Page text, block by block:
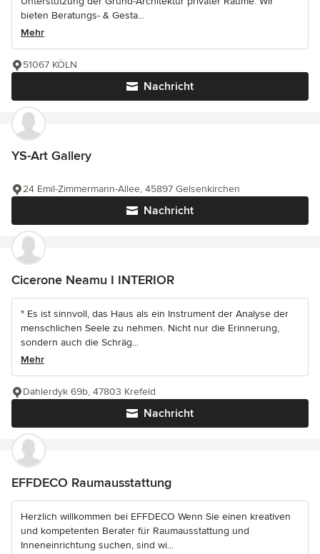
bieten Beratungs- & Gesta...
Mehr
Nachricht
51067 KÖLN
YS-Art Gallery
Nachricht
24 Emil-Zimmermann-Allee, 45897 Gelsenkirchen
Cicerone Neamu I INTERIOR
" Es ist sinnvoll, das Haus als ein Instrument der Analyse der
menschlichen Seele zu nehmen. Nicht nur die Erinnerung,
sondern auch die Schräg...
Mehr
Nachricht
Dahlerdyk 69b, 47803 Krefeld
EFFDECO Raumausstattung
Herzlich willkommen bei EFFDECO Wenn Sie einen kreativen
und kompetenten Berater für Raumausstattung und
Inneneinrichtung suchen, sind wi...